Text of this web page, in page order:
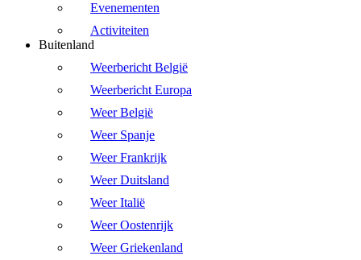
Evenementen
Activiteiten
Buitenland
Weerbericht België
Weerbericht Europa
Weer België
Weer Spanje
Weer Frankrijk
Weer Duitsland
Weer Italië
Weer Oostenrijk
Weer Griekenland